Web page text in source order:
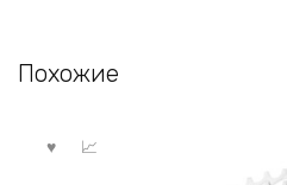
Похожие